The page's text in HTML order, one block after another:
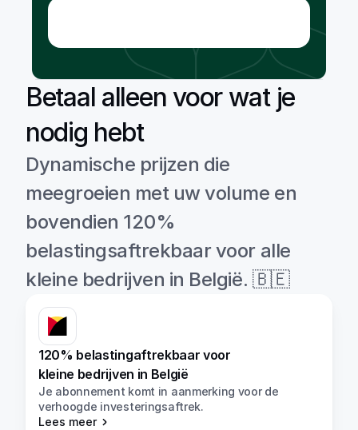
Betaal alleen voor wat je
nodig hebt
Dynamische prijzen die
meegroeien met uw volume en
bovendien 120%
belastingsaftrekbaar voor alle
kleine bedrijven in België. 🇧🇪
120% belastingaftrekbaar voor
kleine bedrijven in België
Je abonnement komt in aanmerking voor de
verhoogde investeringsaftrek.
Lees meer